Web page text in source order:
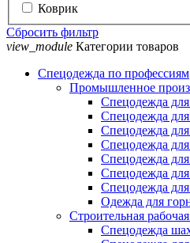
Коврик
Сбросить фильтр
view_module Категории товаров
Спецодежда по профессиям
Промышленное
Спецодежда для
Спецодежда для
Спецодежда
Спецодежда для
Спецодежда для
Спецодежда
Спецодежда для
Одежда для
Строительная
Спецодежда